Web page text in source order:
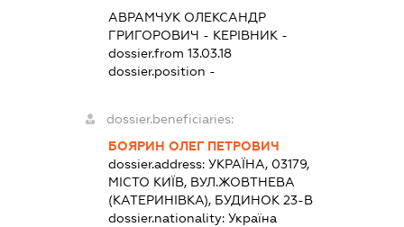
АВРАМЧУК ОЛЕКСАНДР
ГРИГОРОВИЧ - КЕРІВНИК -
dossier.from 13.03.18
dossier.position -
dossier.beneficiaries:
БОЯРИН ОЛЕГ ПЕТРОВИЧ
dossier.address: УКРАЇНА, 03179,
МІСТО КИЇВ, ВУЛ.ЖОВТНЕВА
(КАТЕРИНІВКА), БУДИНОК 23-В
dossier.nationality: Україна